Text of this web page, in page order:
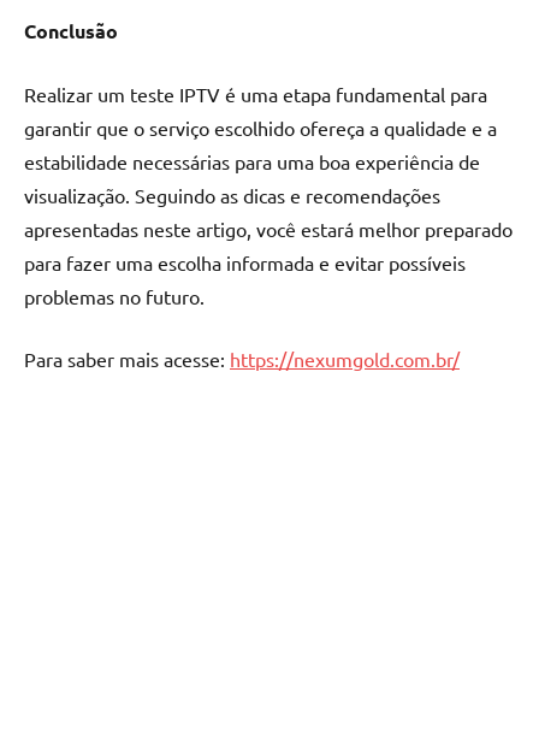
Conclusão
Realizar um teste IPTV é uma etapa fundamental para
garantir que o serviço escolhido ofereça a qualidade e a
estabilidade necessárias para uma boa experiência de
visualização. Seguindo as dicas e recomendações
apresentadas neste artigo, você estará melhor preparado
para fazer uma escolha informada e evitar possíveis
problemas no futuro.
Para saber mais acesse: https://nexumgold.com.br/